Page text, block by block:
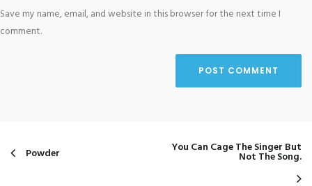
Save my name, email, and website in this browser for the next time I
comment.
Powder You Can Cage The Singer But
Not The Song.